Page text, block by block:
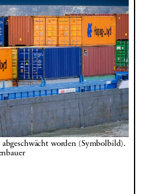
worden (Symbolbild).